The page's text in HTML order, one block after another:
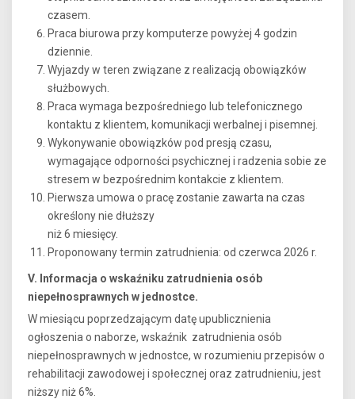
czasem.
Praca biurowa przy komputerze powyżej 4 godzin
dziennie.
Wyjazdy w teren związane z realizacją obowiązków
służbowych.
Praca wymaga bezpośredniego lub telefonicznego
kontaktu z klientem, komunikacji werbalnej i pisemnej.
Wykonywanie obowiązków pod presją czasu,
wymagające odporności psychicznej i radzenia sobie ze
stresem w bezpośrednim kontakcie z klientem.
Pierwsza umowa o pracę zostanie zawarta na czas
określony nie dłuższy
niż 6 miesięcy.
Proponowany termin zatrudnienia: od czerwca 2026 r.
V. Informacja o wskaźniku zatrudnienia osób
niepełnosprawnych w jednostce.
W miesiącu poprzedzającym datę upublicznienia
ogłoszenia o naborze, wskaźnik zatrudnienia osób
niepełnosprawnych w jednostce, w rozumieniu przepisów o
rehabilitacji zawodowej i społecznej oraz zatrudnieniu, jest
niższy niż 6%.